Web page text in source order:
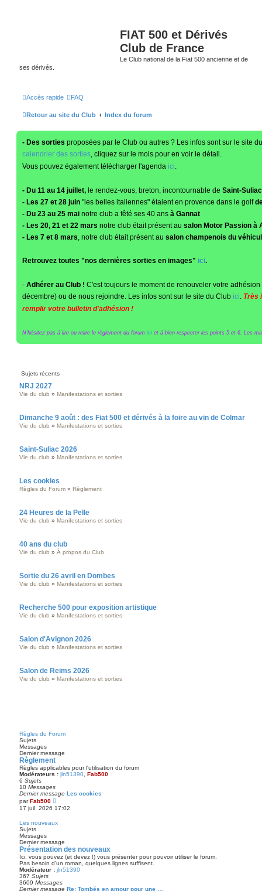
FIAT 500 et Dérivés
Club de France
Le Club national de la Fiat 500 ancienne et de
ses dérivés.
Accès rapide FAQ
Retour au site du Club Index du forum
- Des sorties proposées par le Club ou autres ? Les infos sont sur le site
calendrier des sorties , cliquez sur le mois pour en voir le détail.
Vous pouvez également télécharger l'agenda ici
- Du 11 au 14 juillet, le rendez-vous, breton, incontournable de Saint-Suliac
- Les 27 et 28 juin "les belles italiennes" étaient en provence dans le golf
- Du 23 au 25 mai notre club a fêté ses 40 ans à Gannat
- Les 20, 21 et 22 mars notre club était présent au salon Motor Passion à
- Les 7 et 8 mars , notre club était présent au salon champenois du
Retrouvez toutes "nos dernières sorties en images" ici.
- Adhérer au Club ! C'est toujours le moment de renouveler votre
décembre) ou de nous rejoindre. Les infos sont sur le site du Club ici Très
remplir votre bulletin d'adhésion !
N'hésitez pas à lire ou relire le règlement du forum ici et à bien respecter les points 5 et 6. Les
Sujets récents
NRJ 2027
Vie du club » Manifestations et sorties
Dimanche 9 août : des Fiat 500 et dérivés à la foire au vin de Colmar
Vie du club » Manifestations et sorties
Saint-Suliac 2026
Vie du club » Manifestations et sorties
Les cookies
Règles du Forum » Règlement
24 Heures de la Pelle
Vie du club » Manifestations et sorties
40 ans du club
Vie du club » À propos du Club
Sortie du 26 avril en Dombes
Vie du club » Manifestations et sorties
Recherche 500 pour exposition artistique
Vie du club » Manifestations et sorties
Salon d'Avignon 2026
Vie du club » Manifestations et sorties
Salon de Reims 2026
Vie du club » Manifestations et sorties
Règles du Forum
Sujets
Messages
Dernier message
Règlement
Règles applicables pour l'utilisation du forum
Modérateurs : jln51390 Fab500
6 Sujets
10 Messages
Dernier message Les cookies
parFab500
o
i
l
e
r
n
i
e
m
e
17 juil. 2026 17:02
Les nouveaux
Sujets
Messages
Dernier message
Présentation des nouveaux
Ici, vous pouvez (et devez !) vous présenter pour pouvoir utiliser le forum.
Pas besoin d'un roman, quelques lignes suffisent.
Modérateur : jln51390
367 Sujets
3609 Messages
Dernier message Re: Tombés en amour pour une …